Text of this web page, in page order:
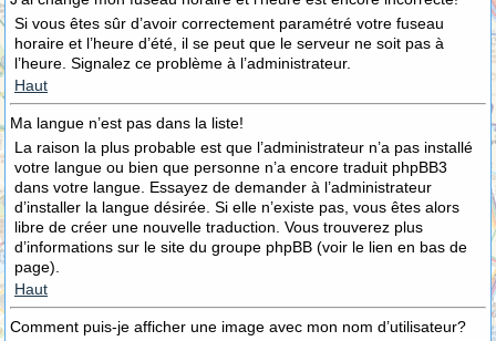
Si vous êtes sûr d’avoir correctement paramétré votre fuseau
horaire et l’heure d’été, il se peut que le serveur ne soit pas à
l’heure. Signalez ce problème à l’administrateur.
Haut
Ma langue n’est pas dans la liste!
La raison la plus probable est que l’administrateur n’a pas installé
votre langue ou bien que personne n’a encore traduit phpBB3
dans votre langue. Essayez de demander à l’administrateur
d’installer la langue désirée. Si elle n’existe pas, vous êtes alors
libre de créer une nouvelle traduction. Vous trouverez plus
d’informations sur le site du groupe phpBB (voir le lien en bas de
page).
Haut
Comment puis-je afficher une image avec mon nom d’utilisateur?